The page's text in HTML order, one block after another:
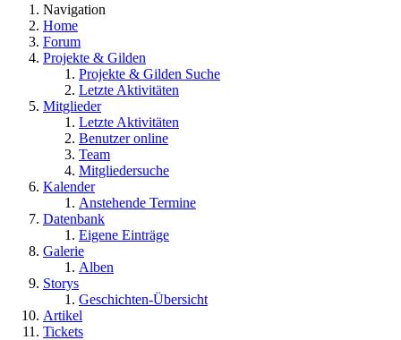
Navigation
Home
Forum
Projekte & Gilden
Projekte & Gilden Suche
Letzte Aktivitäten
Mitglieder
Letzte Aktivitäten
Benutzer online
Team
Mitgliedersuche
Kalender
Anstehende Termine
Datenbank
Eigene Einträge
Galerie
Alben
Storys
Geschichten-Übersicht
Artikel
Tickets